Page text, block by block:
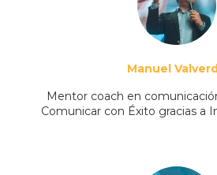
Manuel
Mentor coach en
Comunicar con Éxito gracias a